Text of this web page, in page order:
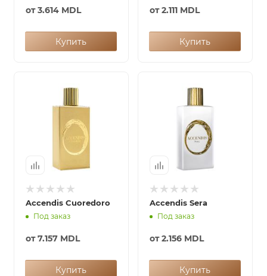
от3.614 MDL
Купить
от2.111 MDL
Купить
Accendis Cuoredoro
Под заказ
от7.157 MDL
Купить
Accendis Sera
Под заказ
от2.156 MDL
Купить